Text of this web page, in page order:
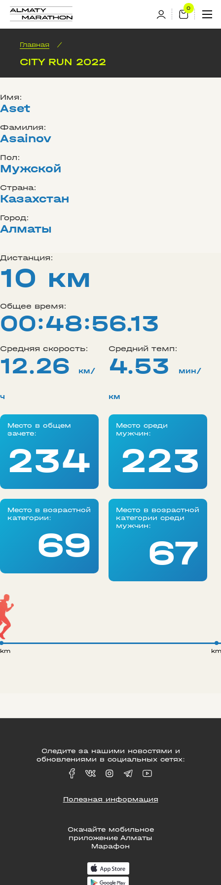
Главная /
CITY RUN 2022
Имя:
Aset
Фамилия:
Asainov
Пол:
Мужской
Страна:
Казахстан
Город:
Алматы
Дистанция:
10 км
Общее время:
00:48:56.13
Средняя скорость:
12.26 км/
ч
Средний темп:
4.53 мин/
км
Место в общем
зачете:
234
Место среди
мужчин:
223
Место в возрастной
категории:
69
Место в возрастной
категории среди
мужчин:
67
km
Скачайте мобильное
приложение Алматы
Марафон
Следите за нашими новостями и
обновлениями в социальных сетях:
Полезная информация